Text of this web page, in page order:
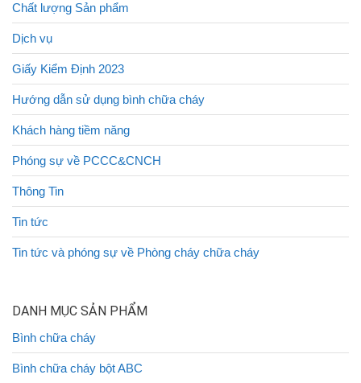
Chất lượng Sản phẩm
Dịch vụ
Giấy Kiểm Định 2023
Hướng dẫn sử dụng bình chữa cháy
Khách hàng tiềm năng
Phóng sự về PCCC&CNCH
Thông Tin
Tin tức
Tin tức và phóng sự về Phòng cháy chữa cháy
DANH MỤC SẢN PHẨM
Bình chữa cháy
Bình chữa cháy bột ABC